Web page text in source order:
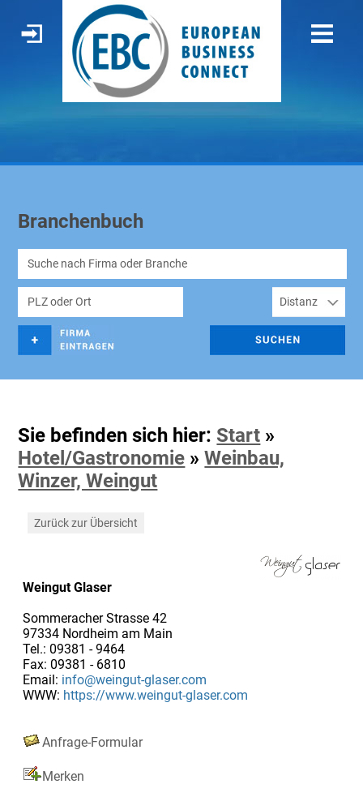
Branchenbuch
Sie befinden sich hier: Start »
Hotel/Gastronomie »Weinbau,
Winzer, Weingut
Zurück zur Übersicht
Weingut Glaser
Sommeracher Strasse 42
97334 Nordheim am Main
Tel.: 09381 - 9464
Fax: 09381 - 6810
Email: info@weingut-glaser.com
WWW: https://www.weingut-glaser.com
Anfrage-Formular
Merken